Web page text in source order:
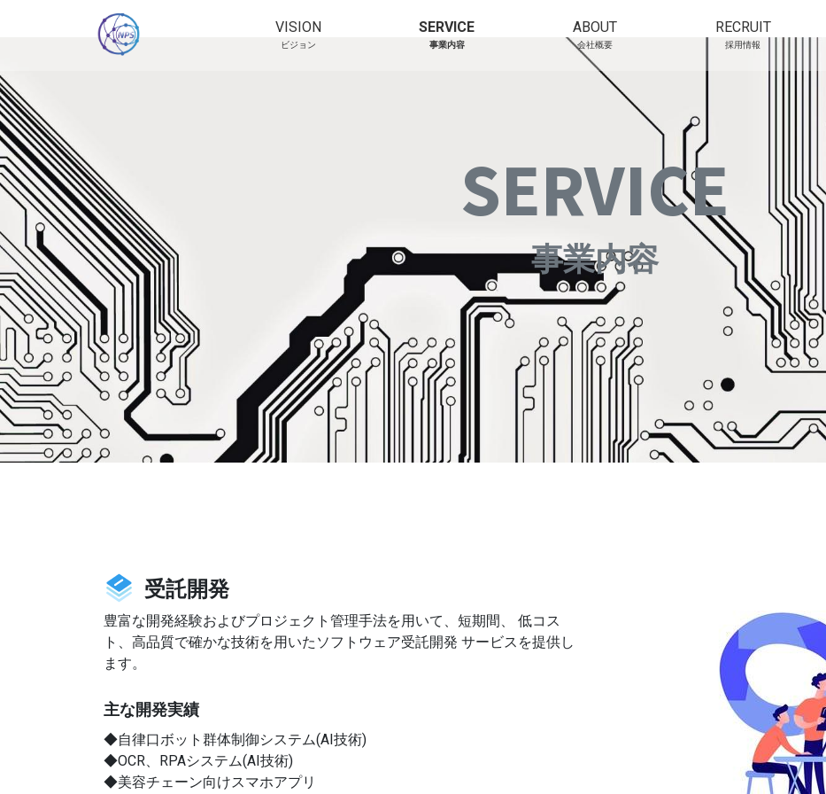
VISION
ビジョン
SERVICE
事業内容
ABOUT
会社概要
RECRUIT
採用情報
SERVICE
事業内容
受託開発
豊富な開発経験およびプロジェクト管理手法を用いて、短期間、 低コス
ト、高品質で確かな技術を用いたソフトウェア受託開発 サービスを提供し
ます。
主な開発実績
◆自律口ボット群体制御システム(AI技術)
◆OCR、RPAシステム(AI技術)
◆美容チェーン向けスマホアプリ